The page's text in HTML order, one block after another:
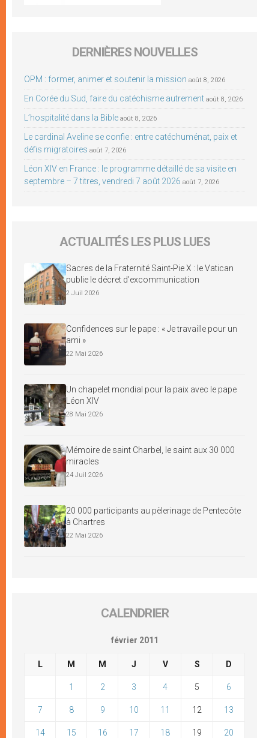
DERNIÈRES NOUVELLES
OPM : former, animer et soutenir la mission août 8, 2026
En Corée du Sud, faire du catéchisme autrement août 8, 2026
L’hospitalité dans la Bible août 8, 2026
Le cardinal Aveline se confie : entre catéchuménat, paix et
défis migratoires août 7, 2026
Léon XIV en France : le programme détaillé de sa visite en
septembre – 7 titres, vendredi 7 août 2026 août 7, 2026
ACTUALITÉS LES PLUS LUES
Sacres de la Fraternité Saint-Pie X : le Vatican
publie le décret d’excommunication
2 Juil 2026
Confidences sur le pape : « Je travaille pour un
ami »
22 Mai 2026
Un chapelet mondial pour la paix avec le pape
Léon XIV
28 Mai 2026
Mémoire de saint Charbel, le saint aux 30 000
miracles
24 Juil 2026
20 000 participants au pèlerinage de Pentecôte
à Chartres
22 Mai 2026
CALENDRIER
février 2011
L M M J V S D
1 2 3 4 5 6
7 8 9 10 11 12 13
14 15 16 17 18 19 20